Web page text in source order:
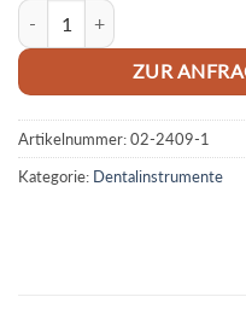
Filter für Absaugkanüle Ø 9
ZUR
Artikelnummer:02-2409-1
Kategorie: Dentalinstrumente